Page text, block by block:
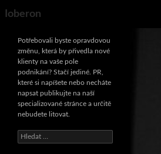
Ioberon
Potřebovali byste opravdovou
změnu, která by přivedla nové
klienty na vaše pole
podnikání? Stačí jediné. PR,
které si napíšete nebo necháte
napsat publikujte na naší
specializované stránce a určitě
nebudete litovat.
Vyhledávání